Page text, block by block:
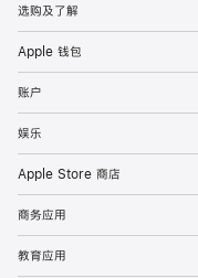
选购及了解
Apple 钱包
账户
娱乐
Apple Store 商店
商务应用
教育应用